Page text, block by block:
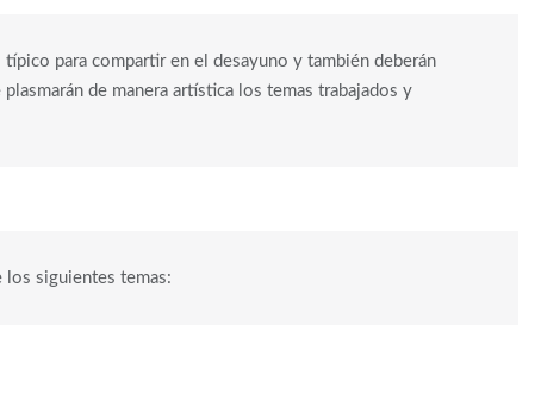
para compartir en el desayuno y también deberán
de manera artística los temas trabajados y
los siguientes temas: